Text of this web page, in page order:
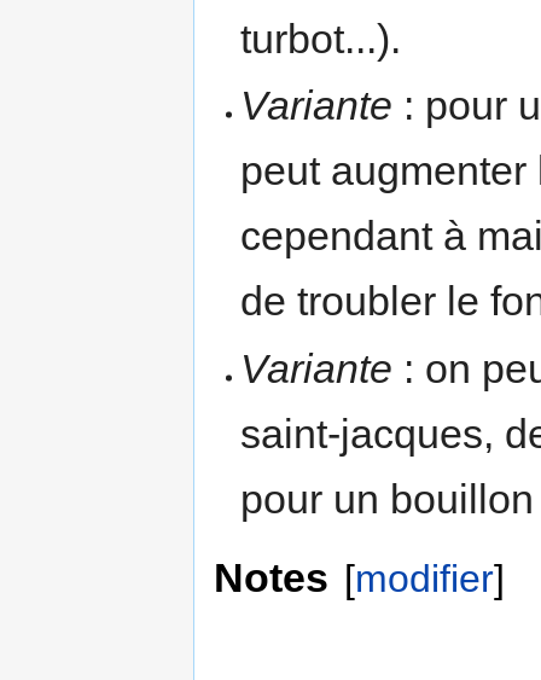
turbot...).
Variante : pour
peut augmenter
cependant à
de troubler le
Variante : on
saint-jacques,
pour un
Notes [modifier]